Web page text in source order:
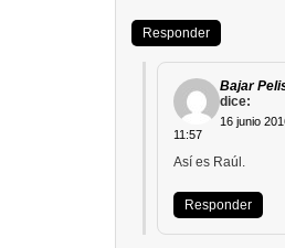
Responder
Bajar
dice:
16 junio
11:57
Así es Raúl.
Responder